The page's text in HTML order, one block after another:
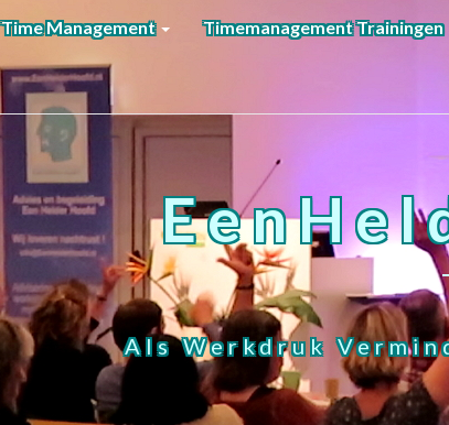
Time Management Timemanagement Trainingen
Als Werkdruk